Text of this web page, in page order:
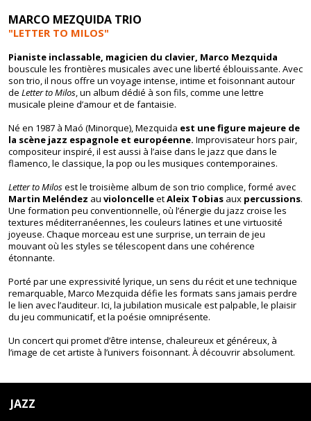
MARCO MEZQUIDA TRIO
"LETTER TO MILOS"
Pianiste inclassable, magicien du clavier, Marco Mezquida
bouscule les frontières musicales avec une liberté éblouissante. Avec
son trio, il nous offre un voyage intense, intime et foisonnant autour
de Letter to Milos, un album dédié à son fils, comme une lettre
musicale pleine d’amour et de fantaisie.
Né en 1987 à Maó (Minorque), Mezquida est une figure majeure de
la scène jazz espagnole et européenne. Improvisateur hors pair,
compositeur inspiré, il est aussi à l’aise dans le jazz que dans le
flamenco, le classique, la pop ou les musiques contemporaines.
Letter to Milosest le troisième album de son trio complice, formé avec
Martin Meléndez au violoncelleetAleix Tobias aux percussions.
Une formation peu conventionnelle, où l’énergie du jazz croise les
textures méditerranéennes, les couleurs latines et une virtuosité
joyeuse. Chaque morceau est une surprise, un terrain de jeu
mouvant où les styles se télescopent dans une cohérence
étonnante.
Porté par une expressivité lyrique, un sens du récit et une technique
remarquable, Marco Mezquida défie les formats sans jamais perdre
le lien avec l’auditeur. Ici, la jubilation musicale est palpable, le plaisir
du jeu communicatif, et la poésie omniprésente.
Un concert qui promet d’être intense, chaleureux et généreux, à
l’image de cet artiste à l’univers foisonnant. À découvrir absolument.
JAZZ